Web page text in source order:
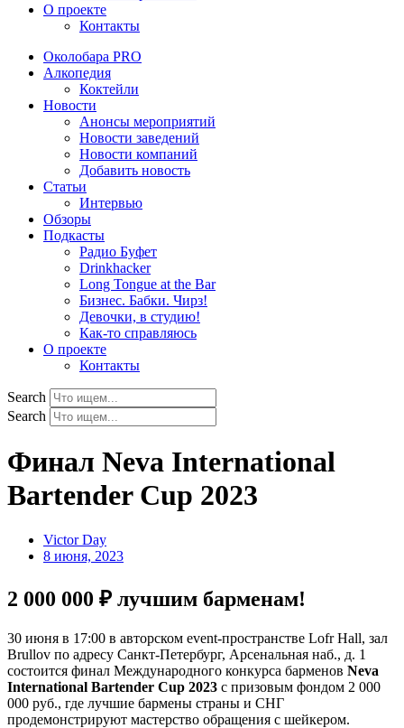
О проекте
Контакты
Околобара PRO
Алкопедия
Коктейли
Новости
Анонсы мероприятий
Новости заведений
Новости компаний
Добавить новость
Статьи
Интервью
Обзоры
Подкасты
Радио Буфет
Drinkhacker
Long Tongue at the Bar
Бизнес. Бабки. Чирз!
Девочки, в студию!
Как-то справляюсь
О проекте
Контакты
Search
Search
Финал Neva International
Bartender Cup 2023
Victor Day
8 июня, 2023
2 000 000 ₽ лучшим барменам!
30 июня в 17:00 в авторском event-пространстве Lofr Hall, зал
Brullov по адресу Санкт-Петербург, Арсенальная наб., д. 1
состоится финал Международного конкурса барменов Neva
International Bartender Cup 2023 с призовым фондом 2 000
000 руб., где лучшие бармены страны и СНГ
продемонстрируют мастерство обращения с шейкером.